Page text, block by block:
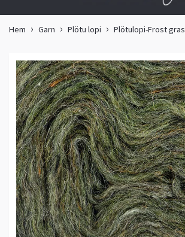
Hem Garn Plötu lopi Plötulopi-Frost